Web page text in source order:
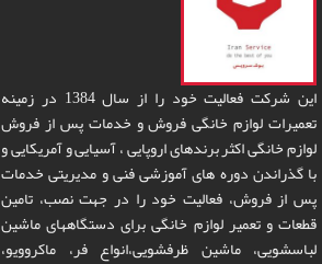
این شرکت فعالیت خود را از سال 1384 در زمینه
تعمیرات لوازم خانگی فروش و خدمات پس از فروش
لوازم خانگی اکثر برندهای اروپایی ، آسیایی و آمریکایی و
با گذراندن دوره های آموزشی فنی و مدیریتی خدمات
پس از فروش، فعالیت خود را در جهت نصب، تامین
قطعات و تعمیر لوازم خانگی برای دستگاههای ماشین
لباسشویی، ماشین ظرفشویی،انواع فر، ماکروویو،